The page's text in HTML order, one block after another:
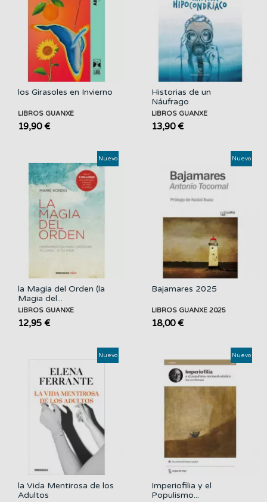
los Girasoles en Invierno
LIBROS GUANXE
19,90 €
Historias de un
Náufrago
Hipocondríaco
LIBROS GUANXE
13,90 €
la Magia del Orden (la
Magia del...
LIBROS GUANXE
12,95 €
Nuevo
Bajamares 2025
LIBROS GUANXE 2025
18,00 €
Nuevo
la Vida Mentirosa de los
Adultos
Nuevo
Imperiofilia y el
Populismo...
Nuevo